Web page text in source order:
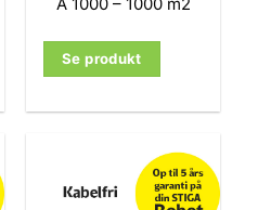
Se produkt